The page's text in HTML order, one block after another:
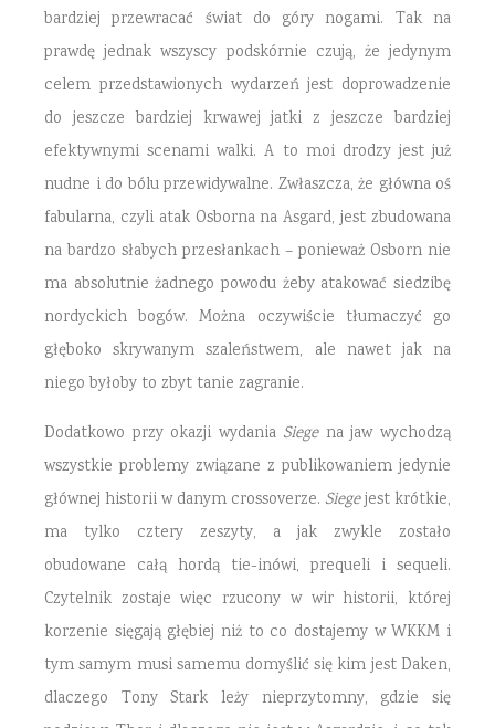
bardziej przewracać świat do góry nogami. Tak na
prawdę jednak wszyscy podskórnie czują, że jedynym
celem przedstawionych wydarzeń jest doprowadzenie
do jeszcze bardziej krwawej jatki z jeszcze bardziej
efektywnymi scenami walki. A to moi drodzy jest już
nudne i do bólu przewidywalne. Zwłaszcza, że główna oś
fabularna, czyli atak Osborna na Asgard, jest zbudowana
na bardzo słabych przesłankach – ponieważ Osborn nie
ma absolutnie żadnego powodu żeby atakować siedzibę
nordyckich bogów. Można oczywiście tłumaczyć go
głęboko skrywanym szaleństwem, ale nawet jak na
niego byłoby to zbyt tanie zagranie.
Dodatkowo przy okazji wydania Siege na jaw wychodzą
wszystkie problemy związane z publikowaniem jedynie
głównej historii w danym crossoverze. Siegejest krótkie,
ma tylko cztery zeszyty, a jak zwykle zostało
obudowane całą hordą tie-inówi, prequeli i sequeli.
Czytelnik zostaje więc rzucony w wir historii, której
korzenie sięgają głębiej niż to co dostajemy w WKKM i
tym samym musi samemu domyślić się kim jest Daken,
dlaczego Tony Stark leży nieprzytomny, gdzie się